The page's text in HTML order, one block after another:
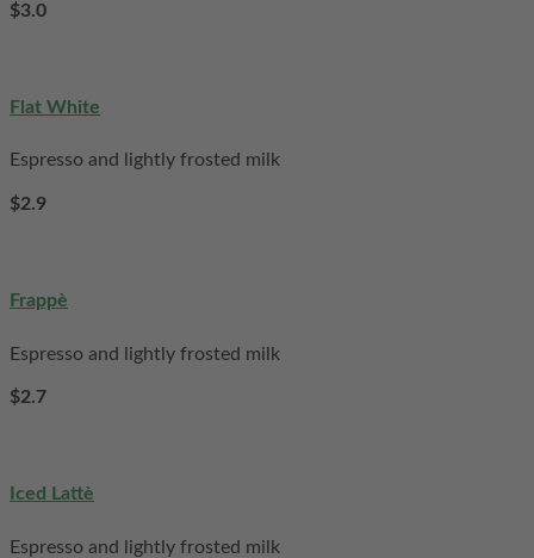
$3.0
Flat White
Espresso and lightly frosted milk
$2.9
Frappè
Espresso and lightly frosted milk
$2.7
Iced Lattè
Espresso and lightly frosted milk